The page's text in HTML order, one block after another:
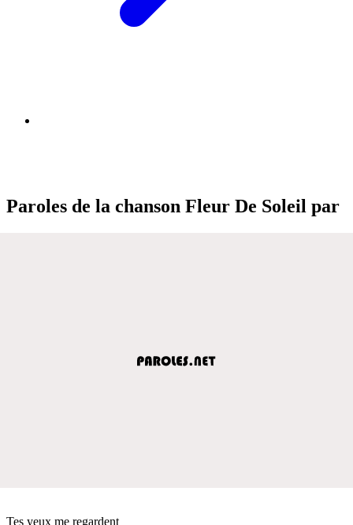
Paroles de la chanson Fleur De Soleil par
Tes yeux me regardent